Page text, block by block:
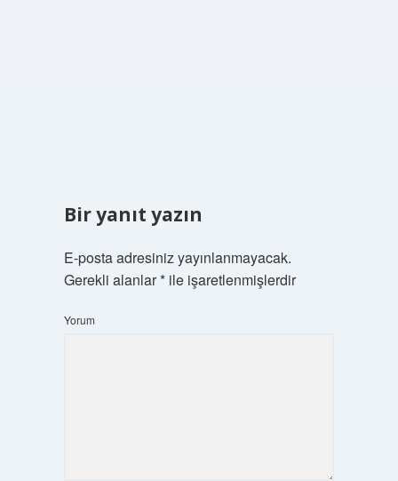
Bir yanıt yazın
E-posta adresiniz yayınlanmayacak.
Gerekli alanlar*ile işaretlenmişlerdir
Yorum